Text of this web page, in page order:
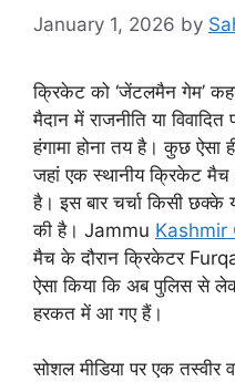
January 1, 2026 by
क्रिकेट को ‘जेंटलमैन गेम’
मैदान में राजनीति या
हंगामा होना तय है। कुछ
जहां एक स्थानीय क्रिकेट
है। इस बार चर्चा किसी
की है। Jammu Kashmir
मैच के दौरान क्रिकेटर
ऐसा किया कि अब पुलिस से
हरकत में आ गए हैं।
सोशल मीडिया पर एक तस्वीर